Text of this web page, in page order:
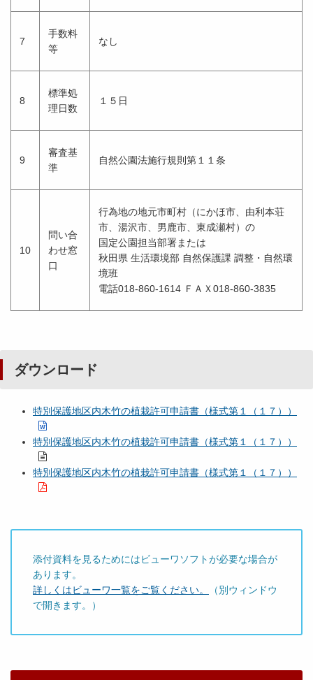
7
手数料
等
なし
8
標準処
理日数
１５日
9
審査基
準
自然公園法施行規則第１１条
10
問い合
わせ窓
口
行為地の地元市町村（にかほ市、由利本荘
市、湯沢市、男鹿市、東成瀬村）の
国定公園担当部署または
秋田県 生活環境部 自然保護課 調整・自然環
境班
電話018-860-1614 ＦＡＸ018-860-3835
ダウンロード
特別保護地区内木竹の植栽許可申請書（様式第１（１７））
特別保護地区内木竹の植栽許可申請書（様式第１（１７））
特別保護地区内木竹の植栽許可申請書（様式第１（１７））
添付資料を見るためにはビューワソフトが必要な場合が
あります。
詳しくはビューワ一覧をご覧ください。
（別ウィンドウ
で開きます。）